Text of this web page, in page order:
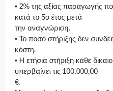
• 2% της αξίας παραγωγής
κατά το 5ο έτος μετά
την αναγνώριση.
• Το ποσό στήριξης δεν
κόστη.
• Η ετήσια στήριξη κάθε
υπερβαίνει τις 100.000,00
€.